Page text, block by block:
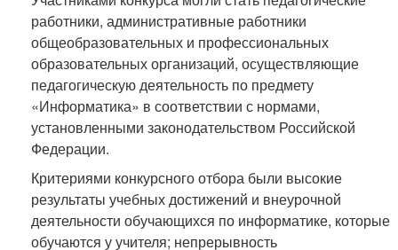
работники, административные работники
общеобразовательных и профессиональных
образовательных организаций, осуществляющие
педагогическую деятельность по предмету
«Информатика» в соответствии с нормами,
установленными законодательством Российской
Федерации.
Критериями конкурсного отбора были высокие
результаты учебных достижений и внеурочной
деятельности обучающихся по информатике, которые
обучаются у учителя; непрерывность